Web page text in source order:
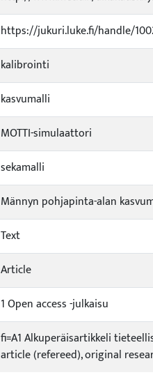
https://jukuri.luke.fi/handle/
kalibrointi
kasvumalli
MOTTI-simulaattori
sekamalli
Männyn pohjapinta-alan
Text
Article
1 Open access -julkaisu
fi=A1 Alkuperäisartikkeli
article (refereed), original